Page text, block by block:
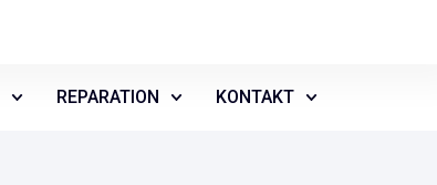
REPARATION KONTAKT